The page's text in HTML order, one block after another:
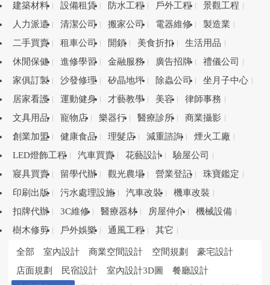
建築材料
設備租賃 防水工程 戶外工程
景觀工程
人力派遣
清潔公司 搬家公司 電器維修
製造業
二手買賣
租車公司 開鎖 美食折扣
生活用品
休閒保健
進修學習 金融服務 廣告招牌
禮儀公司
家俱訂製
沙發修理 矽晶地坪 除蟲公司
坐月子中心
居家看護
運動健身 才藝教學 美容
律師事務
文具用品
寵物店 樂器行 醫療診所
商業攝影
創業加盟
健康食品 理髮店 減重諮詢
煙火工廠
LED燈飾工程
汽車買賣 花藝設計
驗屋公司
寢具買賣
留學代辦 觀光農場 營業登記
珠寶鑑定
印刷出版
污水處理設施 汽車改裝
機車改裝
扣牌代辦
3C維修 醫療器材 房屋仲介
機械設備
樹木修剪
戶外娛樂 通風工程 其它
全部 室內設計 商業空間設計 空間規劃
豪宅設計
店面規劃
民宿設計 室內設計3D圖
餐廳設計